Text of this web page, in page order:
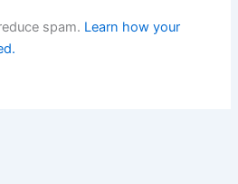
spam. Learn how your